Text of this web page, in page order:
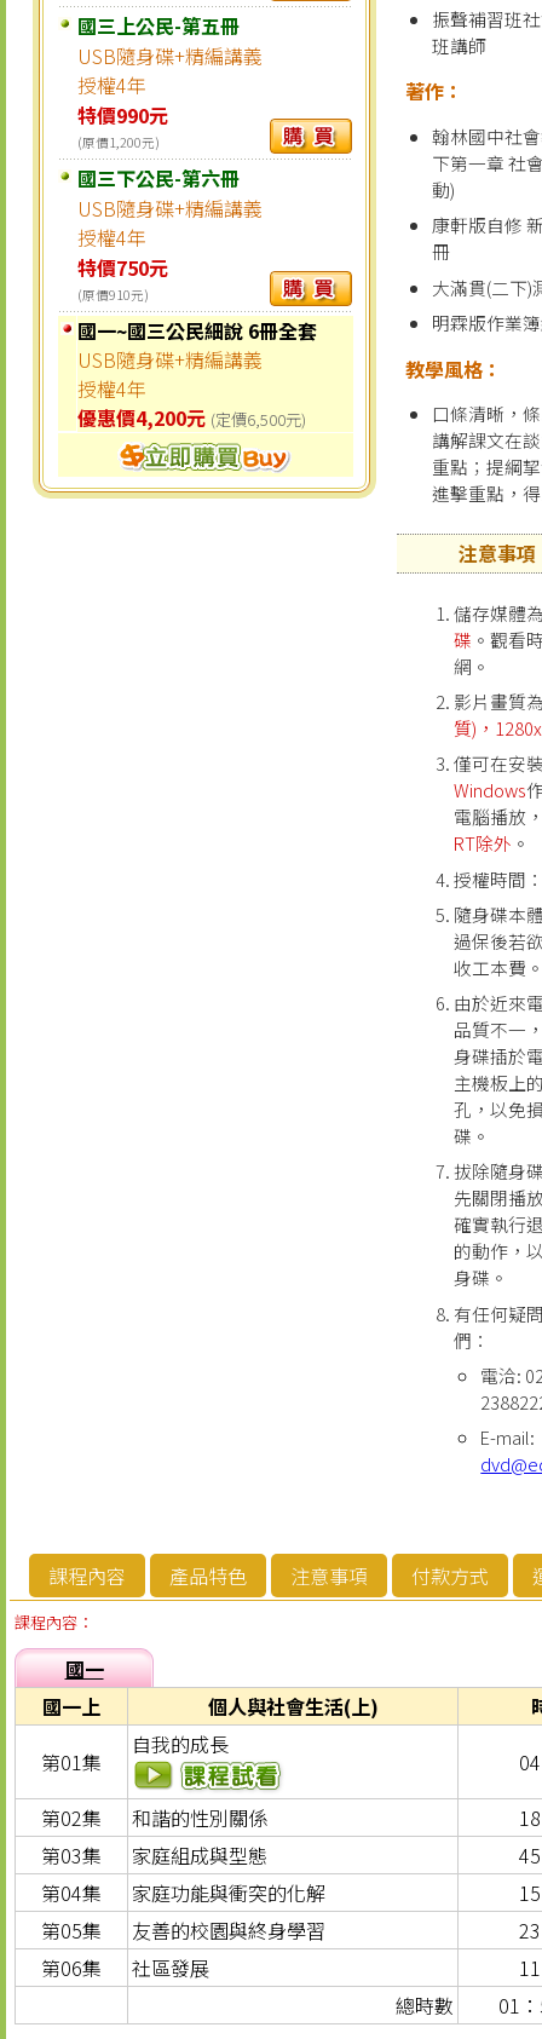
國三上公民-第五冊
USB隨身碟+精編講義
授權4年
特價990元
(原價1,200元)
國三下公民-第六冊
USB隨身碟+精編講義
授權4年
特價750元
(原價910元)
國一~國三公民細說 6冊全套
USB隨身碟+精編講義
授權4年
優惠價4,200元 (定價6,500元)
振聲補習班
班講師
著作：
翰林國中社
下第一章 社
動)
康軒版自修
冊
大滿貫(二下)
明霖版作業
教學風格：
口條清晰，
講解課文在
重點；提綱
進擊重點，
注意事項
儲存媒體
碟 。觀看
網。
影片畫質
質)，
僅可在安
Windows
電腦播放
RT除外 。
授權時間
隨身碟本
過保後若
收工本費
由於近來
品質不一
身碟插於
主機板上
孔，以免
碟。
拔除隨身
先關閉播
確實執行
的動作，
身碟。
有任何疑
們：
電洽:
E-mail:
課程內容 產品特色 注意事項 付款方式
課程內容：
國一
國一上
個人與社會生活(上)
第01集
自我的成長
第02集
和諧的性別關係
第03集
家庭組成與型態
第04集
家庭功能與衝突的化解
第05集
友善的校園與終身學習
第06集
社區發展
總時數
01